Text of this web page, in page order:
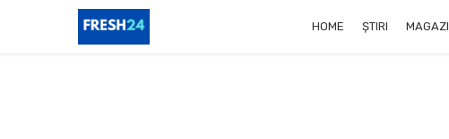
HOME ȘTIRI